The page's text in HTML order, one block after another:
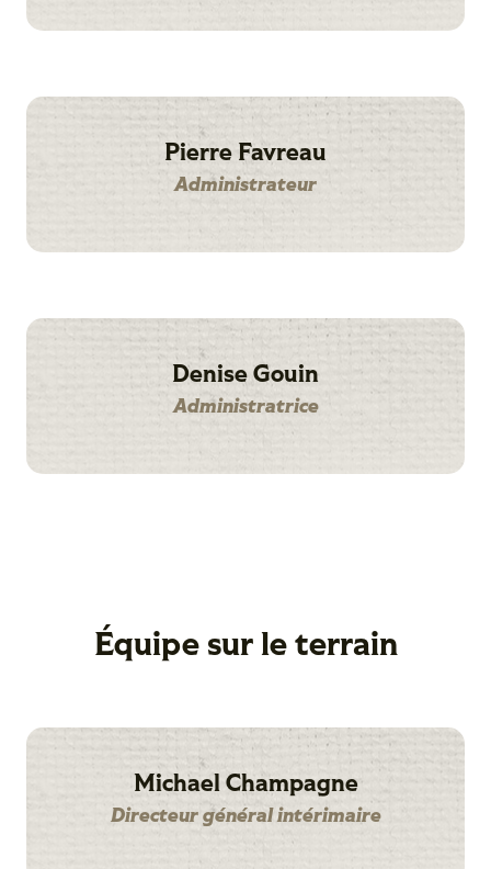
Pierre Favreau
Administrateur
Denise Gouin
Administratrice
Équipe sur le terrain
Michael Champagne
Directeur général intérimaire